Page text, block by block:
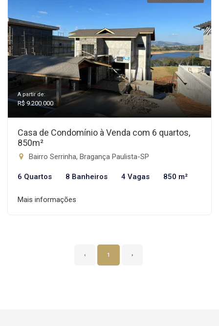
A partir de:
R$ 9.200.000
Casa de Condomínio à Venda com 6 quartos,
850m²
Bairro Serrinha, Bragança Paulista-SP
6 Quartos 8 Banheiros 4 Vagas 850 m²
Mais informações
‹ 1 ›